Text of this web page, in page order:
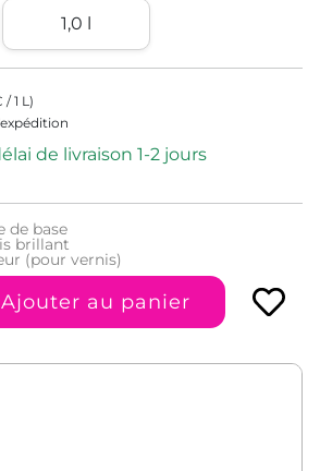
1,0 l
/1 L )
de livraison 1-2 jours
de base
brillant
(pour vernis)
Ajouter au panier